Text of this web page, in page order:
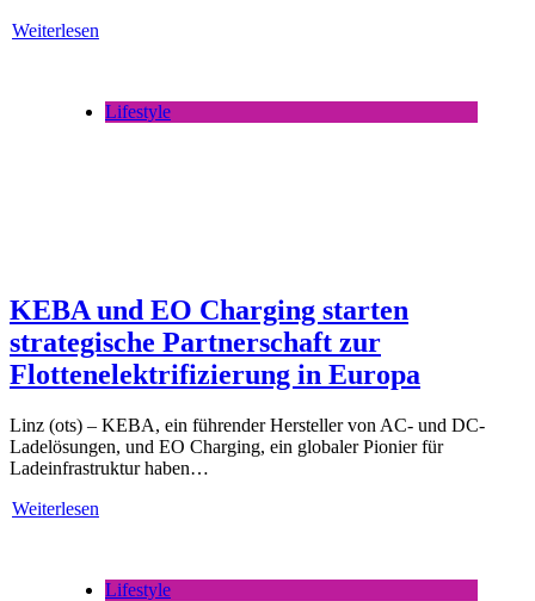
Weiterlesen
Lifestyle
KEBA und EO Charging starten
strategische Partnerschaft zur
Flottenelektrifizierung in Europa
Linz (ots) – KEBA, ein führender Hersteller von AC- und DC-
Ladelösungen, und EO Charging, ein globaler Pionier für
Ladeinfrastruktur haben…
Weiterlesen
Lifestyle